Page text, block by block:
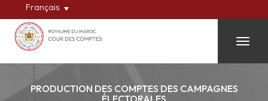
Français
PRODUCTION DES COMPTES DES CAMPAGNES
ÉLECTORALES